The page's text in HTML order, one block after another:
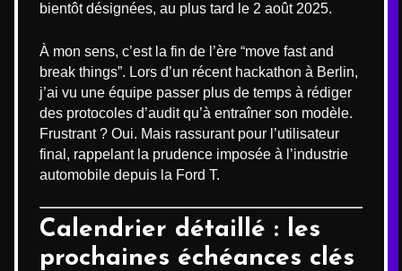
bientôt désignées, au plus tard le 2 août 2025.
À mon sens, c’est la fin de l’ère “move fast and
break things”. Lors d’un récent hackathon à Berlin,
j’ai vu une équipe passer plus de temps à rédiger
des protocoles d’audit qu’à entraîner son modèle.
Frustrant ? Oui. Mais rassurant pour l’utilisateur
final, rappelant la prudence imposée à l’industrie
automobile depuis la Ford T.
Calendrier détaillé : les
prochaines échéances clés